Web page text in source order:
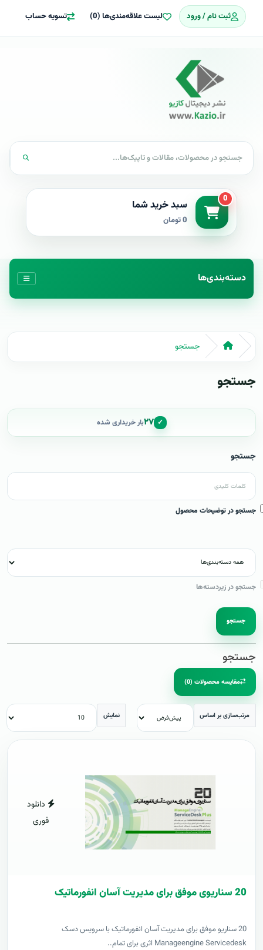
ثبت نام / ورود لیست علاقه‌مندی‌ها (0) تسویه حساب
0 سبد خرید شما
0 تومان
دسته‌بندی‌ها
جستجو
جستجو
✓ ۲۷بار خریداری شده
جستجو
جستجو در توضیحات محصول
جستجو در زیردسته‌ها
جستجو
جستجو
مقایسه محصولات (0)
مرتب‌سازی بر اساس نمایش
دانلود
فوری
20 سناریوی موفق برای مدیریت آسان انفورماتیک
20 سناریو موفق برای مدیریت آسان انفورماتیک با سرویس دسک
Manageengine Servicedesk اثری برای تمام..